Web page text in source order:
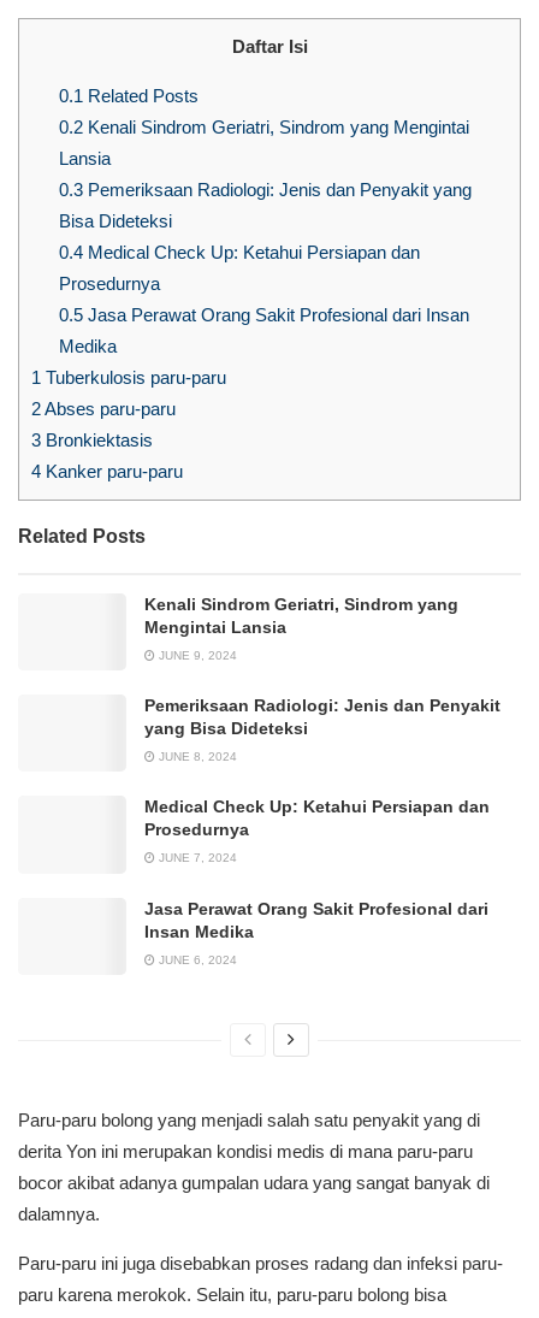
Daftar Isi
0.1 Related Posts
0.2Kenali Sindrom Geriatri, Sindrom yang Mengintai
Lansia
0.3Pemeriksaan Radiologi: Jenis dan Penyakit yang
Bisa Dideteksi
0.4Medical Check Up: Ketahui Persiapan dan
Prosedurnya
0.5Jasa Perawat Orang Sakit Profesional dari Insan
Medika
1 Tuberkulosis paru-paru
2Abses paru-paru
3 Bronkiektasis
4 Kanker paru-paru
Related Posts
Kenali Sindrom Geriatri, Sindrom yang
Mengintai Lansia
JUNE 9, 2024
Pemeriksaan Radiologi: Jenis dan Penyakit
yang Bisa Dideteksi
JUNE 8, 2024
Medical Check Up: Ketahui Persiapan dan
Prosedurnya
JUNE 7, 2024
Jasa Perawat Orang Sakit Profesional dari
Insan Medika
JUNE 6, 2024
Paru-paru bolong yang menjadi salah satu penyakit yang di
derita Yon ini merupakan kondisi medis di mana paru-paru
bocor akibat adanya gumpalan udara yang sangat banyak di
dalamnya.
Paru-paru ini juga disebabkan proses radang dan infeksi paru-
paru karena merokok. Selain itu, paru-paru bolong bisa